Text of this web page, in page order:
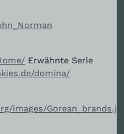
Erwähnte Serie
domina/
images/